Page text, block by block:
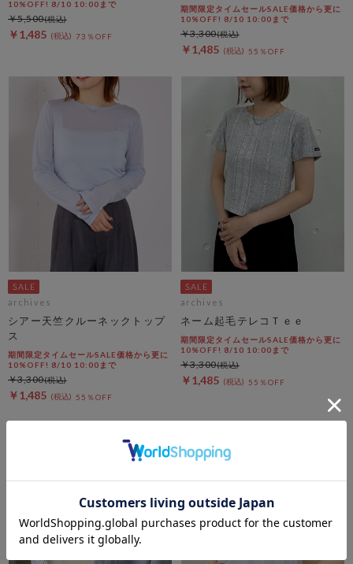
10%OFF! 8/10 10:00まで
￥1,485 73％OFF
￥5,500
期間限定タイムセールSALE価格から更に
10%OFF! 8/10 10:00まで
￥1,485 55％OFF
￥3,300
archives
シアー天竺クルーネックトップ
ス
期間限定タイムセールSALE価格から更に
10%OFF! 8/10 10:00まで
￥1,485 55％OFF
￥3,300
archives
ネーム起毛テレコＴｅｅ
期間限定タイムセールSALE価格から更に
10%OFF! 8/10 10:00まで
￥1,485 55％OFF
￥3,300